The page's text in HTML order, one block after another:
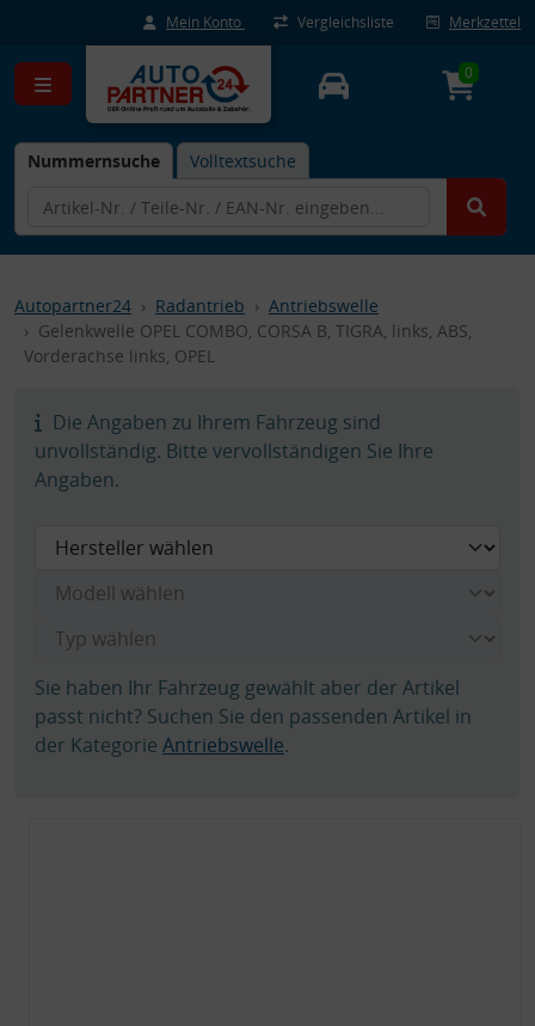
Mein Konto Vergleichsliste Merkzettel
Nummernsuche Volltextsuche
0
Autopartner24 Radantrieb
Antriebswelle
Gelenkwelle OPEL COMBO, CORSA B, TIGRA, links, ABS,
Vorderachse links, OPEL
Die Angaben zu Ihrem Fahrzeug sind
unvollständig. Bitte vervollständigen Sie Ihre
Angaben.
Sie haben Ihr Fahrzeug gewählt aber der Artikel
passt nicht? Suchen Sie den passenden Artikel in
der Kategorie Antriebswelle.